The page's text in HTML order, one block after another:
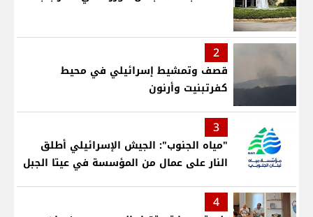
2
قصف وتمشيط إسرائيلي في محيط
كفرتبنيت وأرنون
3
"مياه الجنوب": الجيش الإسرائيلي أطلق
النار على عمال من المؤسسة في عيتا الجبل
4